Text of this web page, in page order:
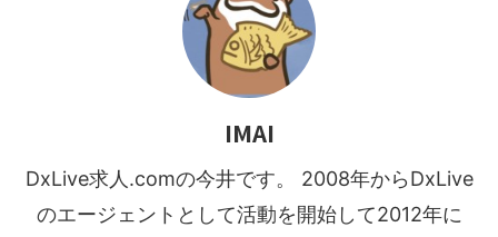
IMAI
DxLive求人.comの今井です。 2008年からDxLive
のエージェントとして活動を開始して2012年に